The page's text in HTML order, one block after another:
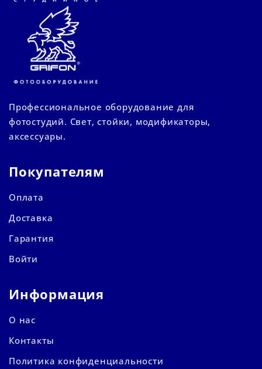
Профессиональное оборудование для
фотостудий. Свет, стойки, модификаторы,
аксессуары.
Покупателям
Оплата
Доставка
Гарантия
Войти
Информация
О нас
Контакты
Политика конфиденциальности